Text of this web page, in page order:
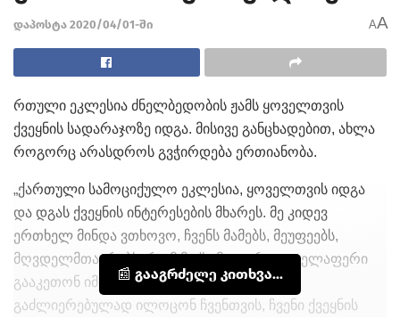
დაპოსტა 2020/04/01-ში AA
რთული ეკლესია ძნელბედობის ჟამს ყოველთვის
ქვეყნის სადარაჯოზე იდგა. მისივე განცხადებით, ახლა
როგორც არასდროს გვჭირდება ერთიანობა.
„ქართული სამოციქულო ეკლესია, ყოველთვის იდგა
და დგას ქვეყნის ინტერესების მხარეს. მე კიდევ
ერთხელ მინდა ვთხოვო, ჩვენს მამებს, მეუფეებს,
მღვდელმთავრებს, რომ მაქსიმალურად ყველაფერი
გააკეთონ იმისთვის, რომ რაც შეიძლება
გაძლიერებულად ილოცონ ჩვენთვის, ჩვენი ქვეყნის
📰 გააგრძელე კითხვა...